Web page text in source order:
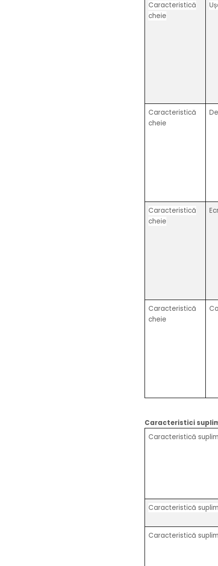
Caracteristică
cheie
Caracteristică
cheie
Caracteristică
cheie
Caracteristică
cheie
Caracteristici
Caracteristică
Caracteristică
Caracteristică